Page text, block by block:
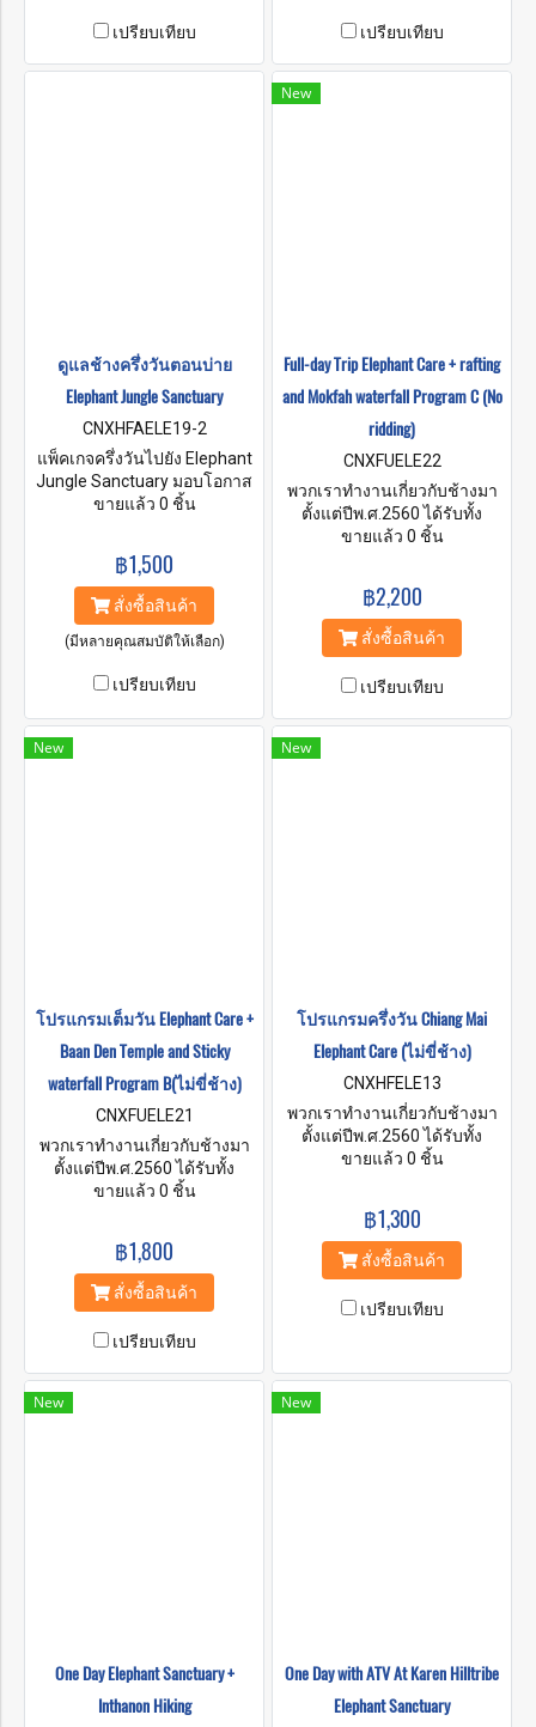
เปรียบเทียบ
เหล่านี้ สัตว์.
เปรียบเทียบ
ดูแลช้างครึ่งวันตอนบ่าย
Elephant Jungle Sanctuary
CNXHFAELE19-2
แพ็คเกจครึ่งวันไปยัง Elephant
Jungle Sanctuary มอบโอกาส
ที่สนุกสนานให้กับผู้มาเยือนใน
รวมถึงได้รับข้อมูลเชิงลึกเกี่ยว
กับประวัติและพฤติกรรมของ
พวกมัน และสร้างความทรงจำ
อันน่าจดจำตลอดชีวิตของเวลา
เหล่านี้ สัตว์.
ขายแล้ว 0 ชิ้น
฿1,500
สั่งซื้อสินค้า
(มีหลายคุณสมบัติให้เลือก)
เปรียบเทียบ
New
Full-day Trip Elephant Care + rafting
and Mokfah waterfall Program C (No
ridding)
CNXFUELE22
พวกเราทำงานเกี่ยวกับช้างมา
ตั้งแต่ปีพ.ศ.2560 ได้รับทั้ง
ประสบการณ์และความรู้ที่แสน
ความสุขให้แก่ช้างของเรา
ขายแล้ว 0 ชิ้น
฿2,200
สั่งซื้อสินค้า
เปรียบเทียบ
New
โปรแกรมเต็มวัน Elephant Care +
Baan Den Temple and Sticky
waterfall Program B(ไม่ขี่ช้าง)
CNXFUELE21
พวกเราทำงานเกี่ยวกับช้างมา
ตั้งแต่ปีพ.ศ.2560 ได้รับทั้ง
ประสบการณ์และความรู้ที่แสน
ความสุขให้แก่ช้างของเรา
ขายแล้ว 0 ชิ้น
฿1,800
สั่งซื้อสินค้า
เปรียบเทียบ
New
โปรแกรมครึ่งวัน Chiang Mai
Elephant Care (ไม่ขี่ช้าง)
CNXHFELE13
พวกเราทำงานเกี่ยวกับช้างมา
ตั้งแต่ปีพ.ศ.2560 ได้รับทั้ง
ประสบการณ์และความรู้ที่แสน
ความสุขให้แก่ช้างของเรา
ขายแล้ว 0 ชิ้น
฿1,300
สั่งซื้อสินค้า
เปรียบเทียบ
New
One Day Elephant Sanctuary +
Inthanon Hiking
New
One Day with ATV At Karen Hilltribe
Elephant Sanctuary